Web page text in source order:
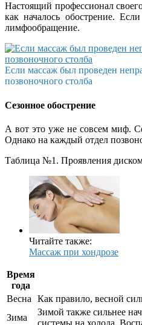
Настоящий профессионал
как началось обострение.
лимфообращение.
Если массаж был проведен
позвоночного столба
Сезонное обострение
А вот это уже не совсем миф.
Однако на каждый отдел
Таблица №1. Проявления
Читайте также:
Массаж при хондрозе
Время
года
Весна
Как правило, весной
Зима
Зимой также сильнее
системы на холода.